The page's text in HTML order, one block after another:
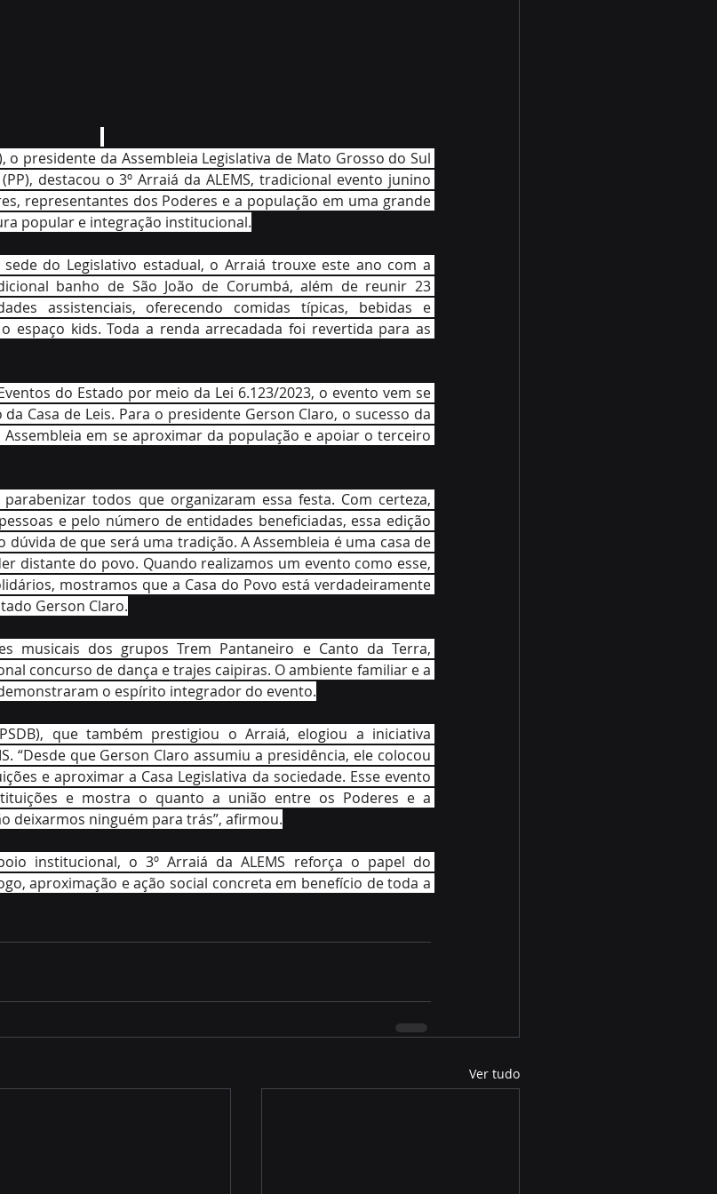
o presidente da Assembleia Legislativa de Mato Grosso do Sul
destacou o 3º Arraiá da ALEMS, tradicional evento junino
representantes dos Poderes e a população em uma grande
popular e integração institucional.
do Legislativo estadual, o Arraiá trouxe este ano com a
banho de São João de Corumbá, além de reunir 23
assistenciais, oferecendo comidas típicas, bebidas e
espaço kids. Toda a renda arrecadada foi revertida para as
do Estado por meio da Lei 6.123/2023, o evento vem se
Casa de Leis. Para o presidente Gerson Claro, o sucesso da
em se aproximar da população e apoiar o terceiro
todos que organizaram essa festa. Com certeza,
e pelo número de entidades beneficiadas, essa edição
de que será uma tradição. A Assembleia é uma casa de
distante do povo. Quando realizamos um evento como esse,
mostramos que a Casa do Povo está verdadeiramente
Gerson Claro.
musicais dos grupos Trem Pantaneiro e Canto da Terra,
concurso de dança e trajes caipiras. O ambiente familiar e a
o espírito integrador do evento.
que também prestigiou o Arraiá, elogiou a iniciativa
“Desde que Gerson Claro assumiu a presidência, ele colocou
e aproximar a Casa Legislativa da sociedade. Esse evento
e mostra o quanto a união entre os Poderes e a
deixarmos ninguém para trás”, afirmou.
institucional, o 3º Arraiá da ALEMS reforça o papel do
aproximação e ação social concreta em benefício de toda a
Ver tudo